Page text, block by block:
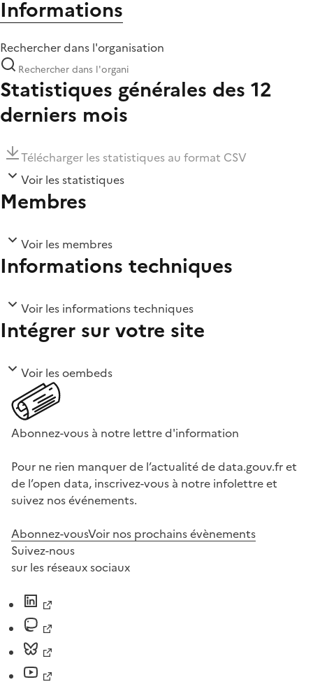
Informations
Rechercher dans l'organisation
Statistiques générales des 12
derniers mois
Télécharger les statistiques au format CSV
Voir les statistiques
Membres
Voir les membres
Informations techniques
Voir les informations techniques
Intégrer sur votre site
Voir les oembeds
Abonnez-vous à notre lettre d'information
Pour ne rien manquer de l’actualité de data.gouv.fr et
de l’open data, inscrivez-vous à notre infolettre et
suivez nos événements.
Abonnez-vousVoir nos prochains évènements
Suivez-nous
sur les réseaux sociaux